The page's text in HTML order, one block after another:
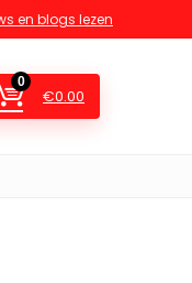
en blogs lezen
0
€0.00